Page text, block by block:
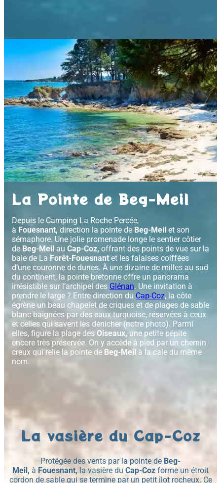
La Pointe de Beg-Meil
Depuis le Camping La Roche Percée,
à Fouesnant, direction la pointe de Beg-Meil et son
sémaphore. Une jolie promenade longe le sentier côtier
de Beg-Meil au Cap-Coz, offrant des points de vue sur la
baie de La Forêt-Fouesnant et les falaises coiffées
d’une couronne de dunes. À une dizaine de milles au sud
du continent, la pointe bretonne offre un panorama
irrésistible sur l’archipel des Glénan. Une invitation à
prendre le large ? Entre direction du Cap-Coz, la côte
égrène un beau chapelet de criques et de plages de sable
blanc baignées par des eaux turquoise, réservées à ceux
et celles qui savent les dénicher (notre photo). Parmi
elles, figure la plage des Oiseaux, une petite pépite
encore très préservée. On y accède à pied par un chemin
creux qui relie la pointe de Beg-Meil à la cale du même
nom.
La vasière du Cap-Coz
Protégée des vents par la pointe de Beg-
Meil, à Fouesnant, la vasière du Cap-Coz forme un étroit
cordon de sable qui se termine par un petit îlot rocheux. Ce